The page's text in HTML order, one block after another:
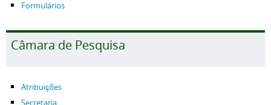
Formulários
Câmara de Pesquisa
Atribuições
Secretaria